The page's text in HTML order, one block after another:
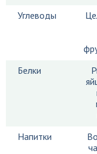
Углеводы
Белки
Напитки